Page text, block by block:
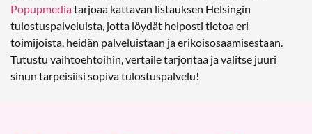
Popupmediatarjoaa kattavan listauksen Helsingin
tulostuspalveluista, jotta löydät helposti tietoa eri
toimijoista, heidän palveluistaan ja erikoisosaamisestaan.
Tutustu vaihtoehtoihin, vertaile tarjontaa ja valitse juuri
sinun tarpeisiisi sopiva tulostuspalvelu!